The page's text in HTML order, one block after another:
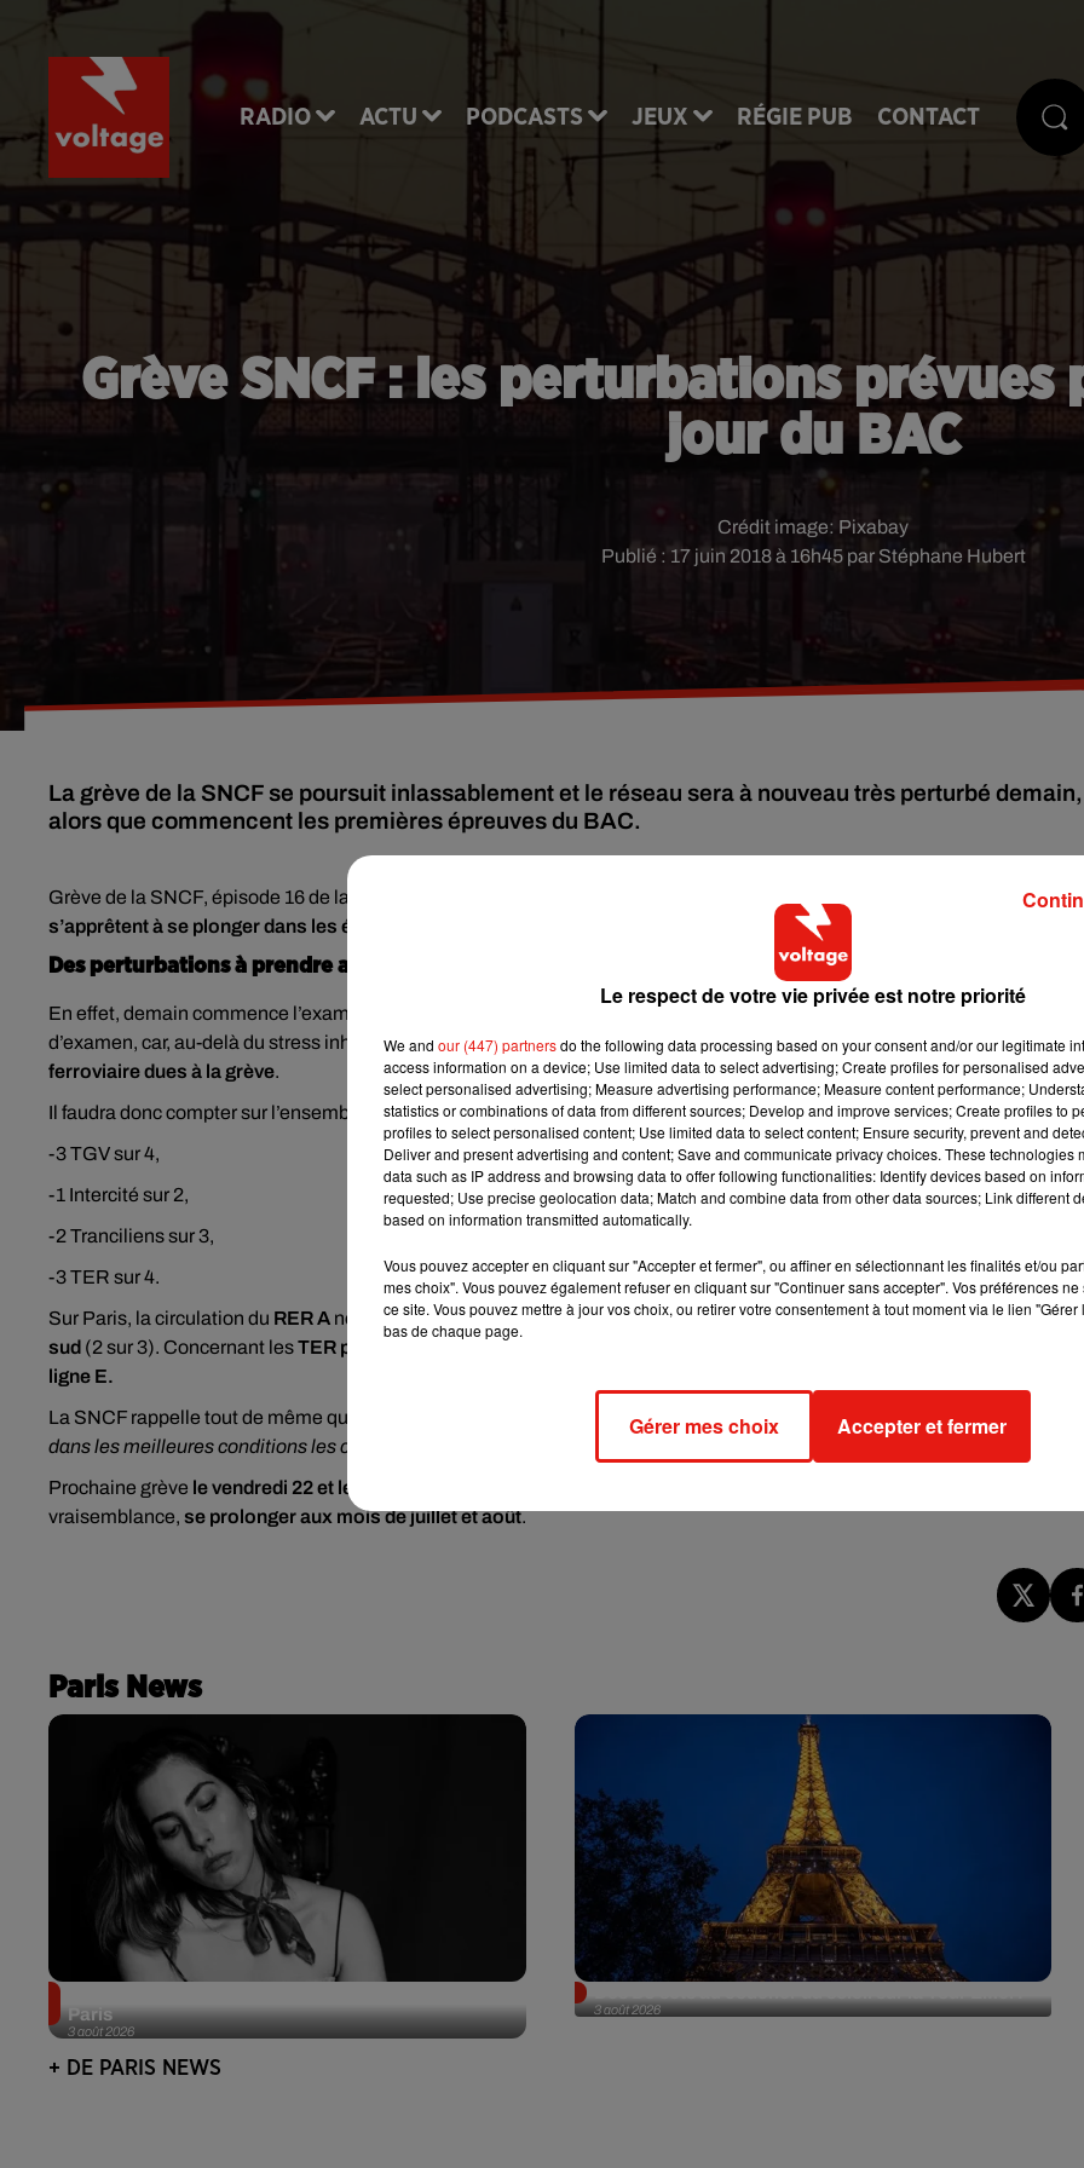
RADIO ACTU PODCASTS JEUX RÉGIE PUB CONTACT
Grève SNCF : les perturbations
jour du BAC
Publié : 17 juin 2018 à 16h45 par Stéphane Hubert
Crédit image: Pixabay
La grève de la SNCF se poursuit inlassablement et le réseau sera à nouveau très perturbé demain,
alors que commencent les premières épreuves du BAC.
Grève de la SNCF, épisode 16 de la grève perlée aujourd’hui dimanche 17 et demain lundi 18 juin, alors que
les bacheliers
s’apprêtent à se plonger dans les épreuves du BAC
Des perturbations à prendre avec philosophie…
En effet, demain commence l’examen du BAC par l’indémodable épreuve de philosophie. A condition d’arriver dans sa
d’examen, car, au-delà du stress inhérent à l’évènement, il faudra également composer avecles perturbations du trafic
ferroviaire dues à la grève.
Il faudra donc compter sur l’ensemble du réseau sur :
-3 TGV sur 4,
-1 Intercité sur 2,
-2 Tranciliens sur 3,
-3 TER sur 4.
Sur Paris, la circulation du RER A ne sera toutefois pas perturbée, à l’inverse duRER B Nord(1 sur 2) et duRER de la ligne
sud (2 sur 3). Concernant lesTER parisiens , il faudra compter sur
ligne E.
La SNCF rappelle tout de même que sera activé
Special Exams
afin de prendre en charge et d’acheminer
dans les meilleures conditions les candidats au baccalauréat"
Prochaine grève le vendredi 22 et le samedi 23 juin
vraisemblance, se prolonger aux mois de juillet et août.
Paris News
3 août 2026
Paris
3 août 2026
+ DE PARIS NEWS
Le respect de votre vie privée est notre priorité
We and our (447) partnersdo the following data processing based on your consent and/or our legitimate
access information on a device; Use limited data to select advertising; Create profiles for personalised
select personalised advertising; Measure advertising performance; Measure content performance;
statistics or combinations of data from different sources; Develop and improve services; Create profiles to
profiles to select personalised content; Use limited data to select content; Ensure security, prevent and
Deliver and present advertising and content; Save and communicate privacy choices. These technologies
data such as IP address and browsing data to offer following functionalities: Identify devices based on
requested; Use precise geolocation data; Match and combine data from other data sources; Link different
based on information transmitted automatically.
Vous pouvez accepter en cliquant sur "Accepter et fermer", ou affiner en sélectionnant les finalités et/ou
mes choix". Vous pouvez également refuser en cliquant sur "Continuer sans accepter". Vos préférences
ce site. Vous pouvez mettre à jour vos choix, ou retirer votre consentement à tout moment via le lien
bas de chaque page.
Gérer mes choix Accepter et fermer